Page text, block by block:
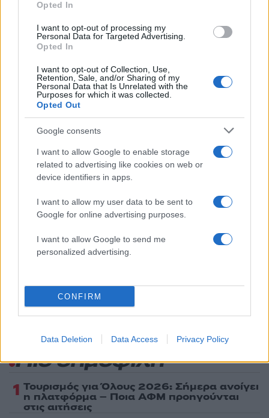
Opted In
I want to opt-out of processing my
Personal Data for Targeted Advertising.
Opted In
I want to opt-out of Collection, Use,
Retention, Sale, and/or Sharing of my
Personal Data that Is Unrelated with the
Purposes for which it was collected.
Opted Out
Google consents
I want to allow Google to enable storage
related to advertising like cookies on web or
device identifiers in apps.
I want to allow my user data to be sent to
Google for online advertising purposes.
I want to allow Google to send me
personalized advertising.
CONFIRM
Data Deletion Data Access Privacy Policy
50 /50
Υποβολή σχολίου
Όροι Χρήσης . Το site προστατεύεται από reCAPTCHA, ισχύουν
Πολιτική Απορρήτου&Όροι Χρήσηςτης Google.
ΔΕΣΠΟΙΝΑ ΣΤΥΛΙΑΝΟΠΟΥΛΟΥ
Πιο δημοφιλή
1 Τουρισμός για Όλους 2026: Σήμερα ανοίγει
η πλατφόρμα – Ποια ΑΦΜ προηγούνται
στις αιτήσεις